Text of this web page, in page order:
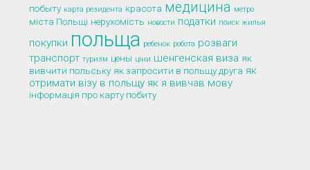
побыту карта резидента красота медицина метро
міста Польщі нерухомість новости податки поиск жилья
покупки польща ребенок робота розваги
транспорт туризм цены ціни шенгенская виза як
вивчити польську як запросити в польщу друга як
отримати візу в польщу як я вивчав мову
інформація про карту побиту